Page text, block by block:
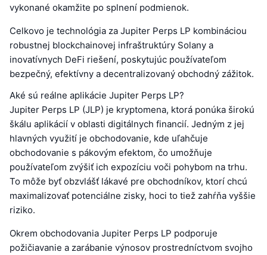
vykonané okamžite po splnení podmienok.
Celkovo je technológia za Jupiter Perps LP kombináciou
robustnej blockchainovej infraštruktúry Solany a
inovatívnych DeFi riešení, poskytujúc používateľom
bezpečný, efektívny a decentralizovaný obchodný zážitok.
Aké sú reálne aplikácie Jupiter Perps LP?
Jupiter Perps LP (JLP) je kryptomena, ktorá ponúka širokú
škálu aplikácií v oblasti digitálnych financií. Jedným z jej
hlavných využití je obchodovanie, kde uľahčuje
obchodovanie s pákovým efektom, čo umožňuje
používateľom zvýšiť ich expozíciu voči pohybom na trhu.
To môže byť obzvlášť lákavé pre obchodníkov, ktorí chcú
maximalizovať potenciálne zisky, hoci to tiež zahŕňa vyššie
riziko.
Okrem obchodovania Jupiter Perps LP podporuje
požičiavanie a zarábanie výnosov prostredníctvom svojho